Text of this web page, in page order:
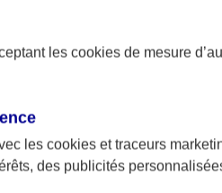
les cookies de mesure
les cookies et traceurs
des publicités